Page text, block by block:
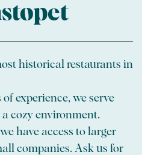
historical restaurants in
experience, we serve
cozy environment.
have access to larger
companies. Ask us for